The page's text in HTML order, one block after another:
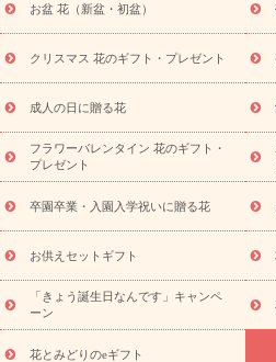
お供え プリザーブドフラワー
ペ
盆・初盆）
その他 お祝い返し
ビジネス用
ご自宅用 観葉植物
ドフラワー
スタイルから探す
ンド花
お祝い お供え・お悔やみ
ディ胡蝶蘭・お祝い
ミディ胡蝶蘭
観葉植物
観葉植物 産直多肉植
お祝い
お供え・お悔やみ 花とセ
プチギフト（hanamore -ハナモア-）
キューピットのeGfit
カラー ピン
ド
お花の種類 ト
お祝い お祝い・3000円～ お
5000円～
お祝い・7000円～ お
悔やみ
円～
お供え・お悔やみ・
お盆 花（新盆・初盆）
クリスマス 花のギフト・プレゼント
成人の日に贈る花
フラワーバレンタイン 花のギフト・
プレゼント
卒園卒業・入園入学祝いに贈る花
お供えセットギフト
「きょう誕生日なんです」キャンペ
ーン
花とみどりのeギフト